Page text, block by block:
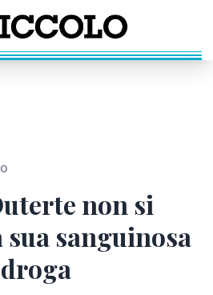
non si
sua sanguinosa